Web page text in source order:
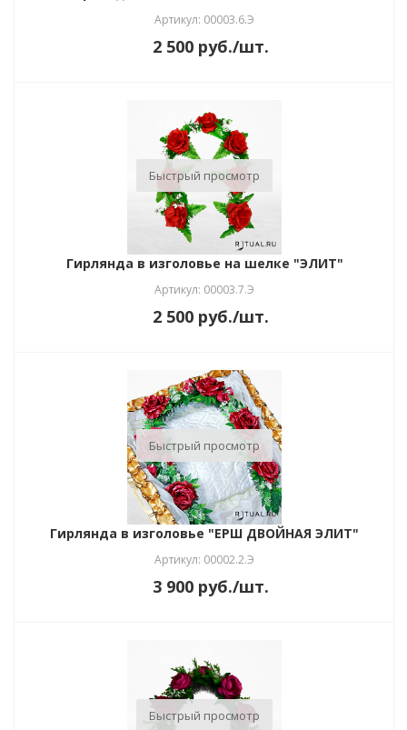
Артикул: 00003.6.Э
2 500 руб./шт.
Быстрый просмотр
Гирлянда в изголовье на шелке "ЭЛИТ"
Артикул: 00003.7.Э
2 500 руб./шт.
Быстрый просмотр
Гирлянда в изголовье "ЕРШ ДВОЙНАЯ ЭЛИТ"
Артикул: 00002.2.Э
3 900 руб./шт.
Быстрый просмотр